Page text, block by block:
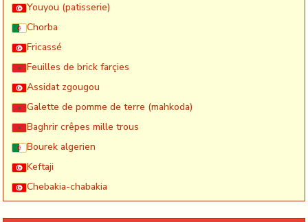
Youyou (patisserie)
Chorba
Fricassé
Feuilles de brick farçies
Assidat zgougou
Galette de pomme de terre (mahkoda)
Baghrir crêpes mille trous
Bourek algerien
Keftaji
Chebakia-chabakia